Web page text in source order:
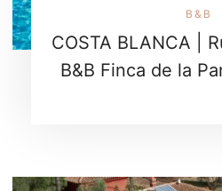
B&B
COSTA BLANCA |
B&B Finca de la